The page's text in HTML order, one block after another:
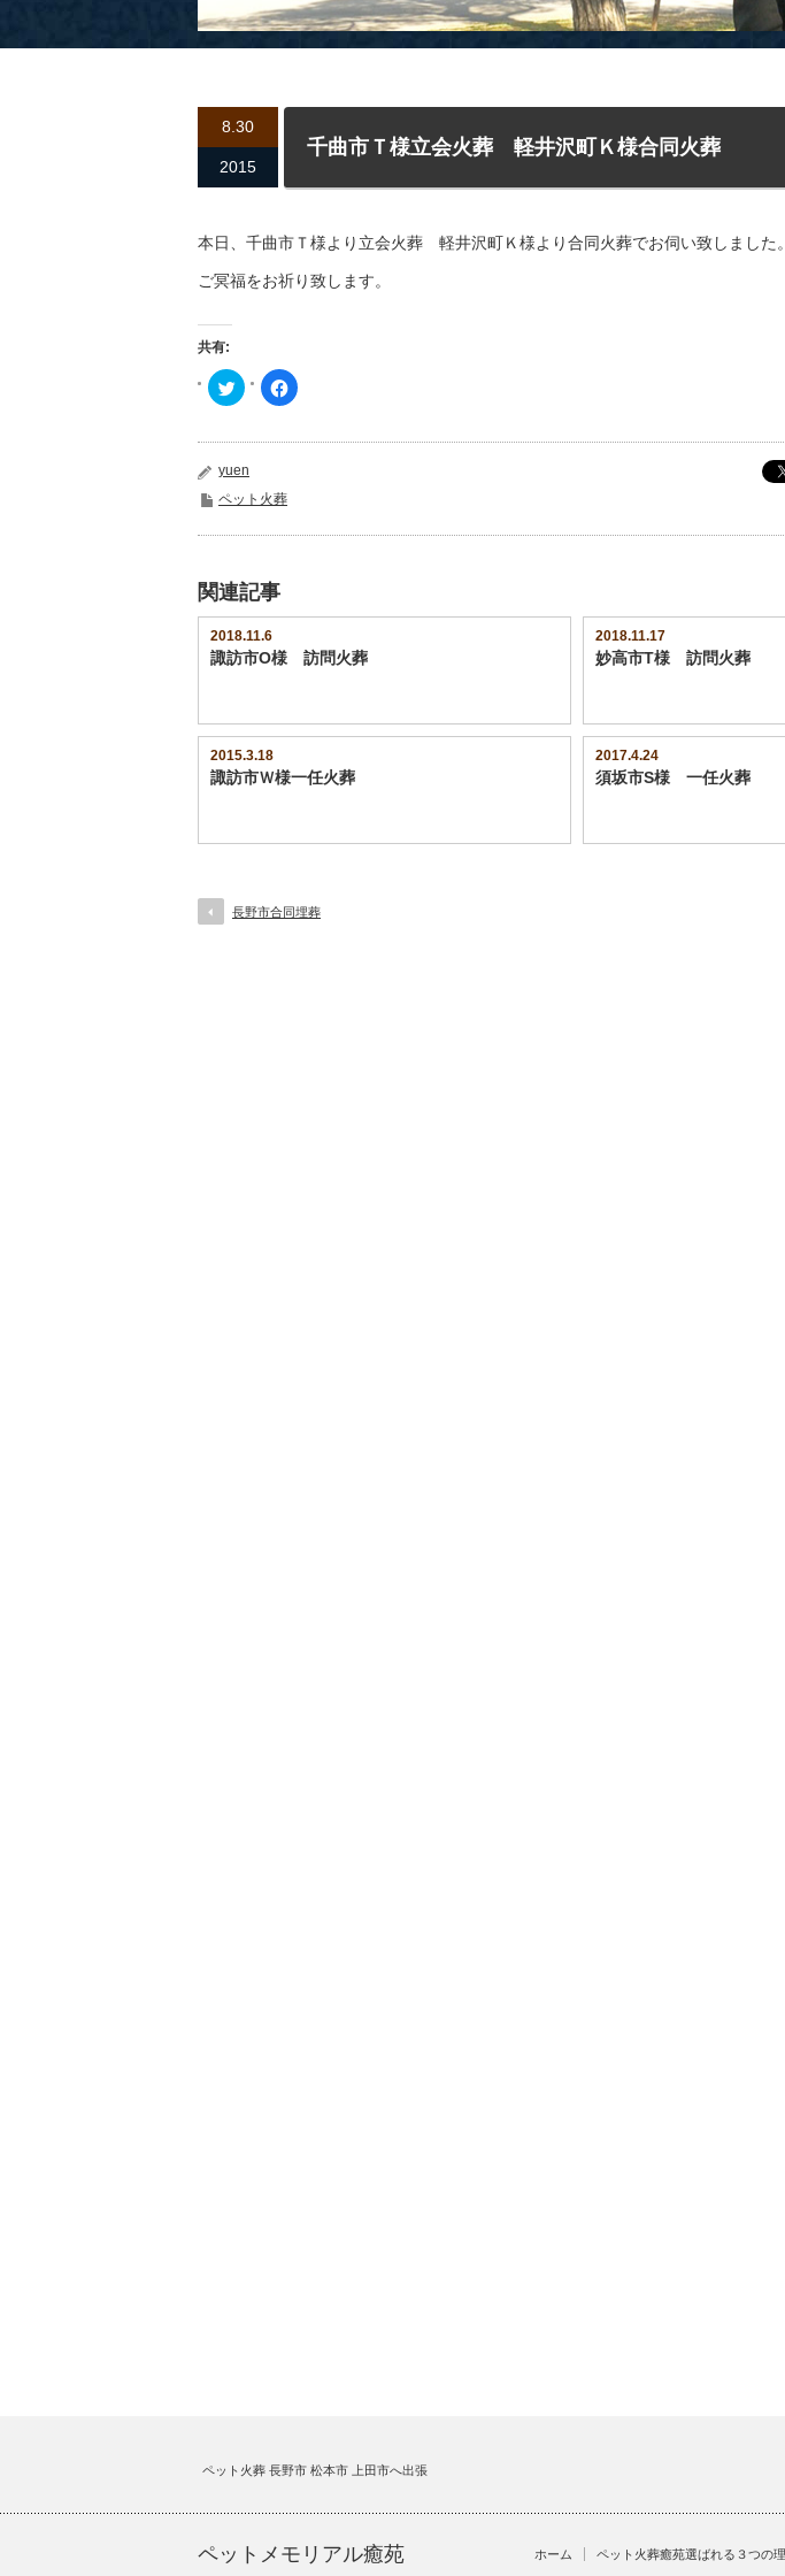
8.30
2015
千曲市Ｔ様立会火葬 軽井沢町Ｋ様合同火葬
本日、千曲市Ｔ様より立会火葬 軽井沢町Ｋ様より合同火葬でお伺い致しました。
ご冥福をお祈り致します。
共有:
ク
リ
し
Twitter
で
共
有
し
ィ
ン
ド
ウ
で
開
き
Facebook
で
す
ク
い
ウ
で
き
ま
yuen
ペット火葬
関連記事
2018.11.6
諏訪市O様 訪問火葬
2018.11.17
妙高市T様 訪問火葬
2015.3.18
諏訪市Ｗ様一任火葬
2017.4.24
須坂市S様 一任火葬
長野市合同埋葬